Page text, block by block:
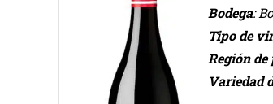
Bodega:
Tipo de
Región
Variedad